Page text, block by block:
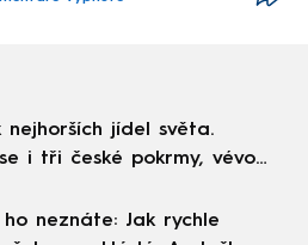
nejhorších jídel světa.
i tři české pokrmy, vévodí
ho neznáte: Jak rychle